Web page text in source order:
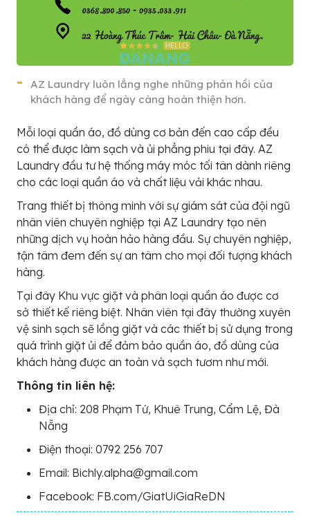
AZ Laundry luôn lắng nghe những phản hồi của
khách hàng để ngày càng hoàn thiện hơn.
Mỗi loại quần áo, đồ dùng cơ bản đến cao cấp đều
có thể được làm sạch và ủi phẳng phiu tại đây. AZ
Laundry đầu tư hệ thống máy móc tối tân dành riêng
cho các loại quần áo và chất liệu vải khác nhau.
Trang thiết bị thông minh với sự giám sát của đội ngũ
nhân viên chuyên nghiệp tại AZ Laundry tạo nên
những dịch vụ hoàn hảo hàng đầu. Sự chuyên nghiệp,
tận tâm đem đến sự an tâm cho mọi đối tượng khách
hàng.
Tại đây Khu vực giặt và phân loại quần áo được cơ
sở thiết kế riêng biệt. Nhân viên tại đây thường xuyên
vệ sinh sạch sẽ lồng giặt và các thiết bị sử dụng trong
quá trình giặt ủi để đảm bảo quần áo, đồ dùng của
khách hàng được an toàn và sạch tươm như mới.
Thông tin liên hệ:
Địa chỉ: 208 Phạm Tứ, Khuê Trung, Cẩm Lệ, Đà
Nẵng
Điện thoại: 0792 256 707
Email: Bichly.alpha@gmail.com
Facebook: FB.com/GiatUiGiaReDN